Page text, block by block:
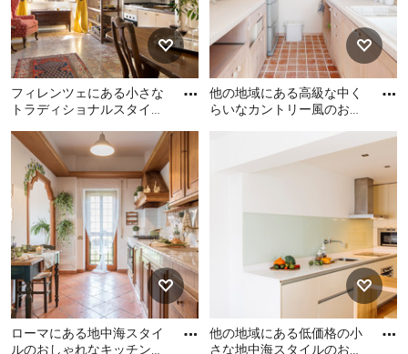
フィレンツェにある小さな
トラディショナルスタイル
ラットパネル扉のキャビネ
フィレンツェにある小さな
トラディショナルスタイル
のおしゃれなキッチン (フラ
ットパネル扉のキャビネッ
ト、白いキッチンパネル、
大理石の床、オレンジの床)
の写真
他の地域にある高級な中く
らいなカントリー風のおし
インシンク、落し込みパネ
他の地域にある高級な中く
らいなカントリー風のおし
ゃれなキッチン (ドロップイ
扉のキャビネット、白いキ
ャビネット、タイルカウン
ター、白いキッチンパネ
ル、木材のキッチンパネ
ル、白い調理設備、テラコ
ッタタイルの床、オレンジ
の床、白いキッチンカウン
ローマにある地中海スタイ
ルのおしゃれなキッチン
他の地域にある低価格の小
さな地中海スタイルのおし